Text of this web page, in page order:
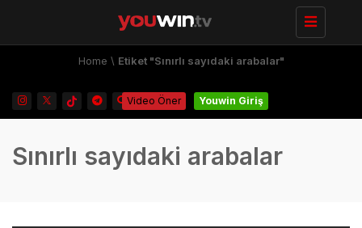
Toggle
navigation
Home \ Etiket "Sınırlı sayıdaki arabalar"
Video Öner Youwin Giriş
Sınırlı sayıdaki arabalar